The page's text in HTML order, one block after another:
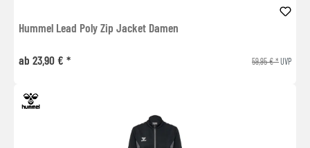
Hummel Lead Poly Zip Jacket Damen
ab 23,90 € * 59,95 € *UVP